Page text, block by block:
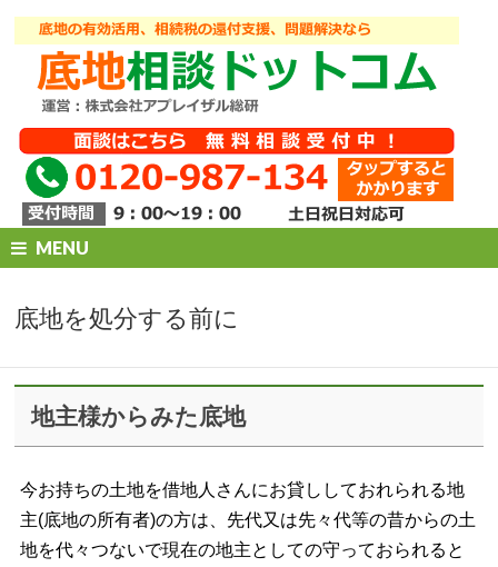
MENU
底地を処分する前に
地主様からみた底地
今お持ちの土地を借地人さんにお貸ししておれられる地
主(底地の所有者)の方は、先代又は先々代等の昔からの土
地を代々つないで現在の地主としての守っておられると